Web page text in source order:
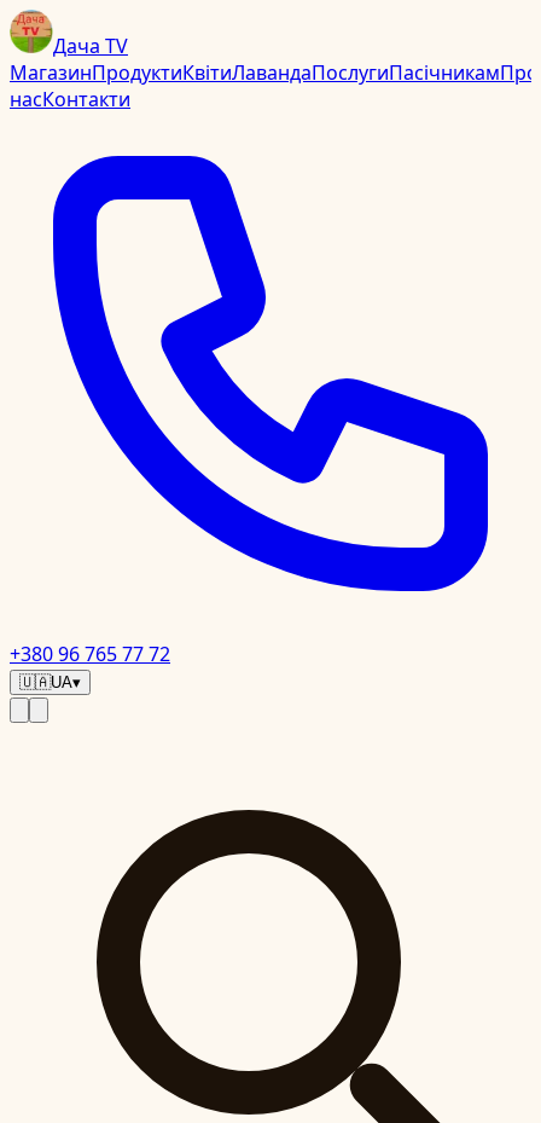
Дача TV
МагазинПродуктиКвітиЛавандаПослугиПасічникамПро
насКонтакти
+380 96 765 77 72
🇺🇦UA▾